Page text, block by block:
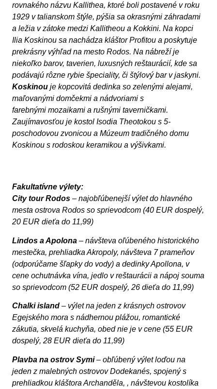
rovnakého názvu Kallithea, ktoré boli postavené v roku
1929 v talianskom štýle, pýšia sa okrasnými záhradami
a ležia v zátoke medzi Kallitheou a Kokkini. Na kopci
Ilia Koskinou sa nachádza kláštor Profitou a poskytuje
prekrásny výhľad na mesto Rodos. Na nábreží je
niekoľko barov, taverien, luxusných reštaurácií, kde sa
podávajú rôzne rybie špeciality, či štýlový bar v jaskyni.
Koskinou je kopcovitá dedinka so zelenými alejami,
maľovanými domčekmi a nádvoriami s
farebnými mozaikami a rušnými taverničkami.
Zaujímavosťou je kostol Isodia Theotokou s 5-
poschodovou zvonicou a Múzeum tradičného domu
Koskinou s rodoskou keramikou a výšivkami.
Fakultatívne výlety:
City tour Rodos – najobľúbenejší výlet do hlavného
mesta ostrova Rodos so sprievodcom (40 EUR dospelý,
20 EUR dieťa do 11,99)
Lindos a Apolona – návšteva oľúbeného historického
mestečka, prehliadka Akropoly, návšteva 7 prameňov
(odporúčame šľapky do vody) a dedinky Apollona, v
cene ochutnávka vína, jedlo v reštaurácii a nápoj souma
so sprievodcom (52 EUR dospelý, 26 dieťa do 11,99)
Chalki island – výlet na jeden z krásnych ostrovov
Egejského mora s nádhernou plážou, romantické
zákutia, skvelá kuchyňa, obed nie je v cene (55 EUR
dospelý, 28 EUR dieťa do 11,99)
Plavba na ostrov Symi– obľúbený výlet loďou na
jeden z malebných ostrovov Dodekanés, spojený s
prehliadkou kláštora Archanděla, , návštevou kostolíka